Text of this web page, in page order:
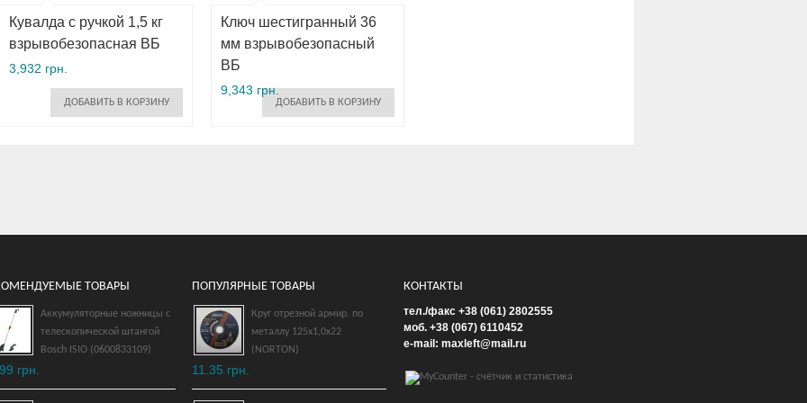
Кувалда с ручкой 1,5 кг
взрывобезопасная ВБ
3,932 грн.
ДОБАВИТЬ В КОРЗИНУ
Ключ шестигранный 36
мм взрывобезопасный
ВБ
9,343 грн.
ДОБАВИТЬ В КОРЗИНУ
Ключ накидной изогнутый
27х30 мм
взрывобезопасный ВБ
ТОВАРЫ
Аккумуляторные ножницы с
телескопической штангой
Bosch ISIO (0600833109)
грн.
ПОПУЛЯРНЫЕ ТОВАРЫ
Круг отрезной армир. по
металлу 125х1,0х22
(NORTON)
11.35 грн.
КОНТАКТЫ
тел./факс +38 (061) 2802555
моб. +38 (067) 6110452
e-mail: maxleft@mail.ru